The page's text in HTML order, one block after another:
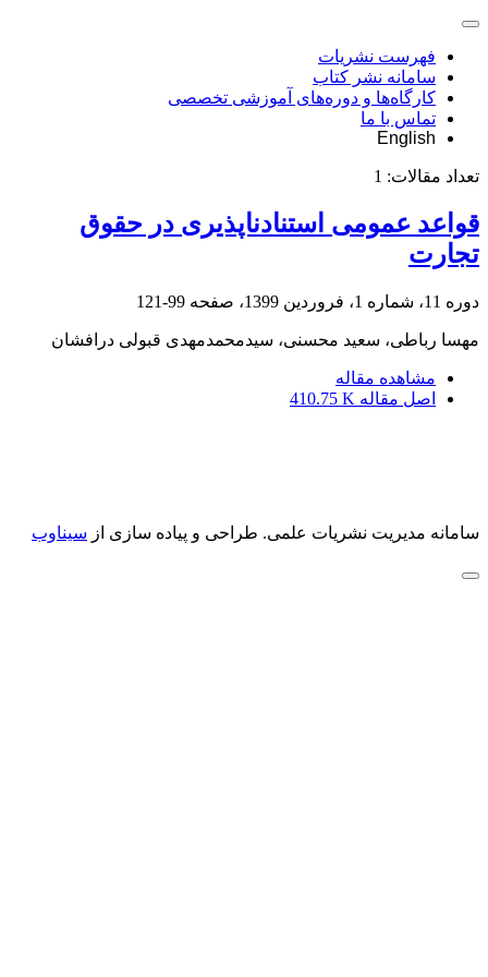
فهرست نشریات
سامانه نشر کتاب
کارگاه‌ها و دوره‌های آموزشی تخصصی
تماس با ما
English
تعداد مقالات: 1
قواعد عمومی استنادناپذیری در حقوق
تجارت
دوره 11، شماره 1، فروردین 1399، صفحه 99-121
مهسا رباطی، سعید محسنی، سیدمحمدمهدی قبولی درافشان
مشاهده مقاله
اصل مقاله 410.75 K
سامانه مدیریت نشریات علمی. طراحی و پیاده سازی از سیناوب